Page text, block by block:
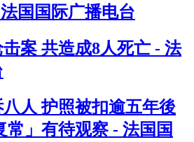
国国际广播电台
案 共造成8人死亡 - 法
人 护照被扣逾五年後
常」有待观察 - 法国国